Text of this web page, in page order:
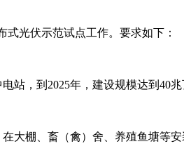
式光伏示范试点工作。要求如下：
站，到2025年，建设规模达到40
大棚、畜（禽）舍、养殖鱼塘等